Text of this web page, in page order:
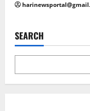
SEARCH